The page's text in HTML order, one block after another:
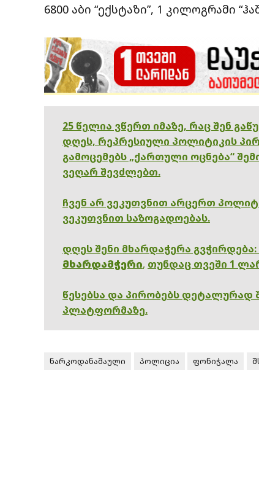
6800 აბი “ექსტაზი”, 1 კილოგრამი
25 წელია ვწერთ იმაზე, რაც შენ
დღეს, რეპრესიული პოლიტიკის
გამოცემებს „ქართული ოცნება“
ვეღარ შევძლებთ.
ჩვენ არ ვეკუთვნით არცერთ
ვეკუთვნით საზოგადოებას.
დღეს შენი მხარდაჭერა გვჭირდება:
მხარდამჭერი, თუნდაც თვეში 1
წესებსა და პირობებს დეტალურად
პლატფორმაზე.
ნარკოდანაშაული პოლიცია ფონიჭალა